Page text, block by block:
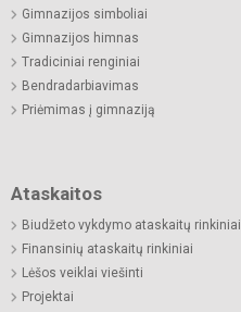
Gimnazijos simboliai
Gimnazijos himnas
Tradiciniai renginiai
Bendradarbiavimas
Priėmimas į gimnaziją
Ataskaitos
Biudžeto vykdymo ataskaitų rinkiniai
Finansinių ataskaitų rinkiniai
Lėšos veiklai viešinti
Projektai